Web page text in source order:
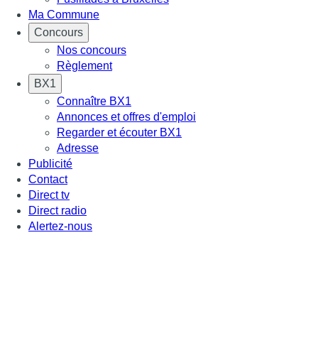
Ma Commune
Concours
Nos concours
Règlement
BX1
Connaître BX1
Annonces et offres d'emploi
Regarder et écouter BX1
Adresse
Publicité
Contact
Direct tv
Direct radio
Alertez-nous